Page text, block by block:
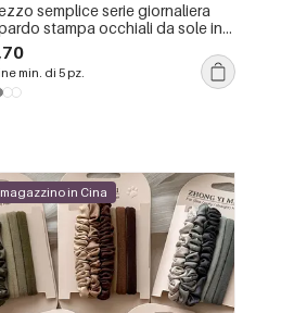
semplice serie giornaliera
stampa occhiali da sole in
da donna
min. di 5 pz.
magazzino in Cina